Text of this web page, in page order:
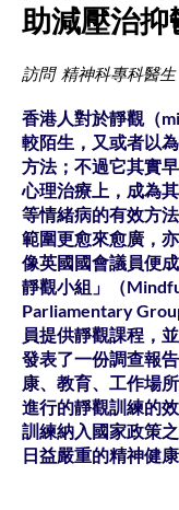
助減壓治抑
訪問 精神科專科醫
香港人對於靜觀（
較陌生，又或者以
方法；不過它其實
心理治療上，成為
等情緒病的有效方
範圍更愈來愈廣，
像英國國會議員便
靜觀小組」（
Parliamentary
員提供靜觀課程，
發表了一份調查報
康、教育、工作場
進行的靜觀訓練的
訓練納入國家政策
日益嚴重的精神健康